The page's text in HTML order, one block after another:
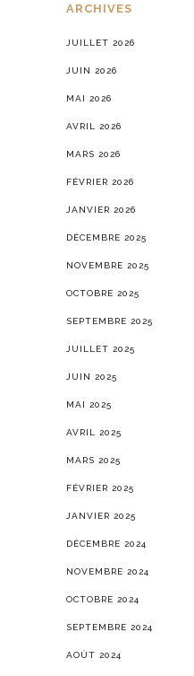
ARCHIVES
JUILLET 2026
JUIN 2026
MAI 2026
AVRIL 2026
MARS 2026
FÉVRIER 2026
JANVIER 2026
DÉCEMBRE 2025
NOVEMBRE 2025
OCTOBRE 2025
SEPTEMBRE 2025
JUILLET 2025
JUIN 2025
MAI 2025
AVRIL 2025
MARS 2025
FÉVRIER 2025
JANVIER 2025
DÉCEMBRE 2024
NOVEMBRE 2024
OCTOBRE 2024
SEPTEMBRE 2024
AOÛT 2024